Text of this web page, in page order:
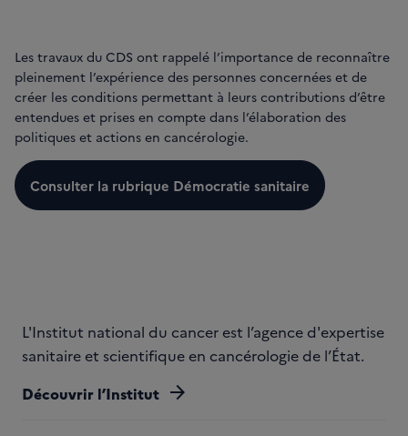
Les travaux du CDS ont rappelé l’importance de reconnaître
pleinement l’expérience des personnes concernées et de
créer les conditions permettant à leurs contributions d’être
entendues et prises en compte dans l’élaboration des
politiques et actions en cancérologie.
Consulter la rubrique Démocratie sanitaire
L'Institut national du cancer est l’agence d'expertise
sanitaire et scientifique en cancérologie de l’État.
Découvrir l’Institut arrow_forward